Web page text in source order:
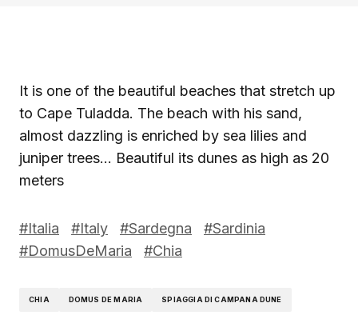
It is one of the beautiful beaches that stretch up
to Cape Tuladda. The beach with his sand,
almost dazzling is enriched by sea lilies and
juniper trees… Beautiful its dunes as high as 20
meters
#Italia #Italy #Sardegna
#Sardinia
#DomusDeMaria
#Chia
CHIA DOMUS DE MARIA SPIAGGIA DI CAMPANA DUNE